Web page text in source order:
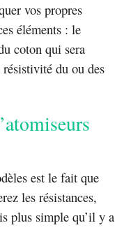
vos propres
éléments : le
coton qui sera
du ou des
est le fait que
les résistances,
plus simple qu’il y a